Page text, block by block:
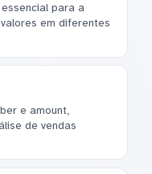
para a
em diferentes
e amount,
de vendas